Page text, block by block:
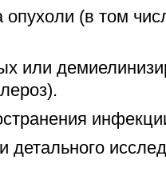
опухоли (в том
или
детального